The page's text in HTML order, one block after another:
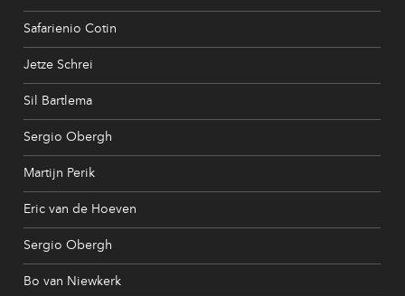
Safarienio Cotin
Jetze Schrei
Sil Bartlema
Sergio Obergh
Martijn Perik
Eric van de Hoeven
Sergio Obergh
Bo van Niewkerk